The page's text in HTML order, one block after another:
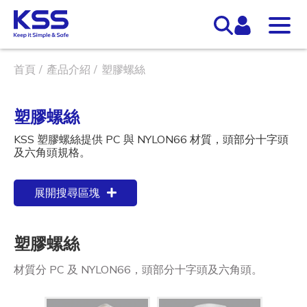
首頁 產品介紹 塑膠螺絲
塑膠螺絲
KSS 塑膠螺絲提供 PC 與 NYLON66 材質，頭部分十字頭
及六角頭規格。
展開搜尋區塊
塑膠螺絲
材質分 PC 及 NYLON66，頭部分十字頭及六角頭。